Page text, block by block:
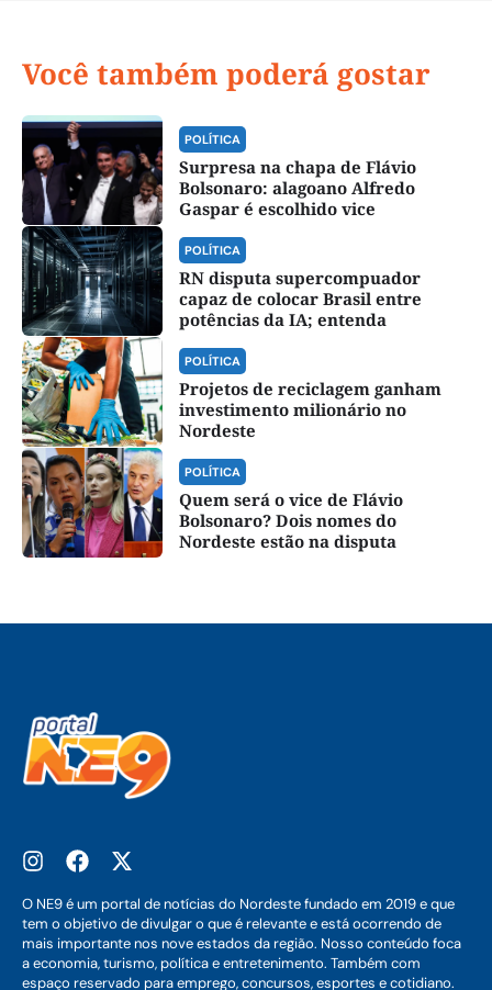
Você também poderá gostar
POLÍTICA
Surpresa na chapa de Flávio
Bolsonaro: alagoano Alfredo
Gaspar é escolhido vice
POLÍTICA
RN disputa supercompuador
capaz de colocar Brasil entre
potências da IA; entenda
POLÍTICA
Projetos de reciclagem ganham
investimento milionário no
Nordeste
POLÍTICA
Quem será o vice de Flávio
Bolsonaro? Dois nomes do
Nordeste estão na disputa
O NE9 é um portal de notícias do Nordeste fundado em 2019 e que
tem o objetivo de divulgar o que é relevante e está ocorrendo de
mais importante nos nove estados da região. Nosso conteúdo foca
a economia, turismo, política e entretenimento. Também com
espaço reservado para emprego, concursos, esportes e cotidiano.